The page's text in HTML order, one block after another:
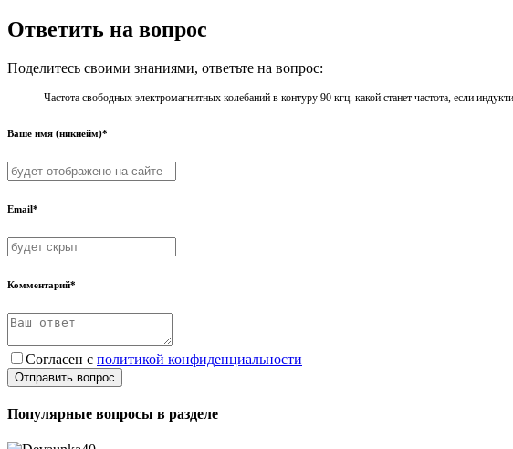
Ответить на вопрос
Поделитесь своими знаниями, ответьте на вопрос:
Частота свободных электромагнитных колебаний в контуру 90 кгц. какой станет частота, если
Ваше имя (никнейм)*
Email*
Комментарий*
Согласен с политикой конфиденциальности
Отправить вопрос
Популярные вопросы в разделе